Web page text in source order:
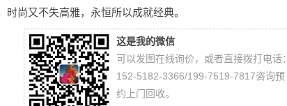
时尚又不失高雅，永恒所以成就经典。
这是我的微信
可以发图在线询价，或者直接拨打电话：
152-5182-3366/199-7519-7817咨询预
约上门回收。